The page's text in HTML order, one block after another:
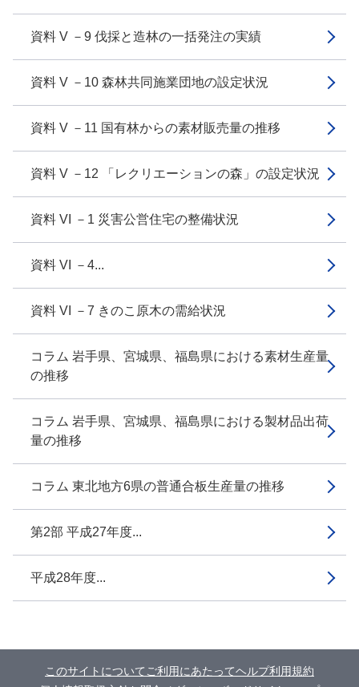
資料 V －9 伐採と造林の一括発注の実績
資料 V －10 森林共同施業団地の設定状況
資料 V －11 国有林からの素材販売量の推移
資料 V －12 「レクリエーションの森」の設定状況
資料 VI －1 災害公営住宅の整備状況
資料 VI －4...
資料 VI －7 きのこ原木の需給状況
コラム 岩手県、宮城県、福島県における素材生産量
の推移
コラム 岩手県、宮城県、福島県における製材品出荷
量の推移
コラム 東北地方6県の普通合板生産量の推移
第2部 平成27年度...
平成28年度...
このサイトについて ご利用にあたってヘルプ利用規約